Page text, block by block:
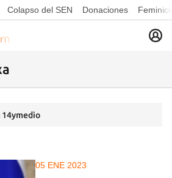
Colapso del SEN Donaciones
14ymedio
05 ENE 2023